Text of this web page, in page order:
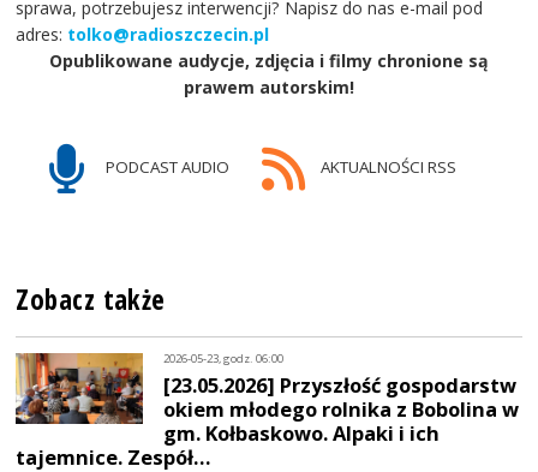
sprawa, potrzebujesz interwencji? Napisz do nas e-mail pod
adres: tolko@radioszczecin.pl
Opublikowane audycje, zdjęcia i filmy chronione są
prawem autorskim!
PODCAST AUDIO AKTUALNOŚCI RSS
Zobacz także
2026-05-23, godz. 06:00
[23.05.2026] Przyszłość gospodarstw
okiem młodego rolnika z Bobolina w
gm. Kołbaskowo. Alpaki i ich
tajemnice. Zespół…